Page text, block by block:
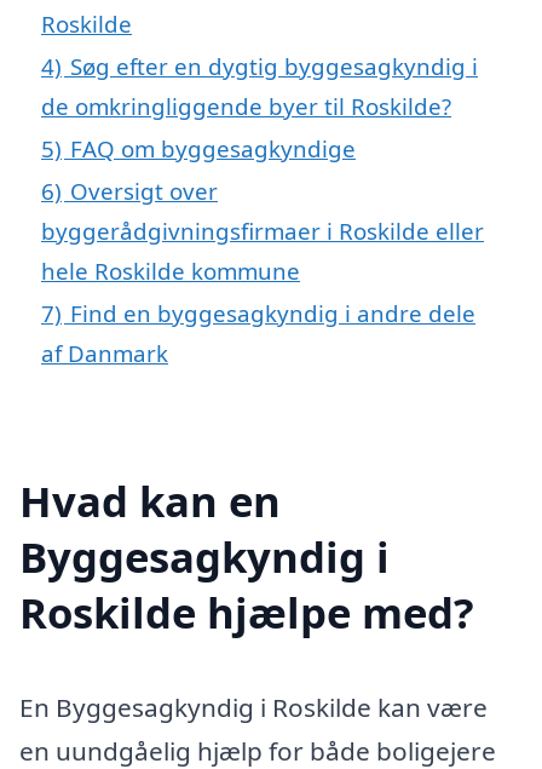
Roskilde
4) Søg efter en dygtig byggesagkyndig i
de omkringliggende byer til Roskilde?
5) FAQ om byggesagkyndige
6) Oversigt over
byggerådgivningsfirmaer i Roskilde eller
hele Roskilde kommune
7) Find en byggesagkyndig i andre dele
af Danmark
Hvad kan en
Byggesagkyndig i
Roskilde hjælpe med?
En Byggesagkyndig i Roskilde kan være
en uundgåelig hjælp for både boligejere